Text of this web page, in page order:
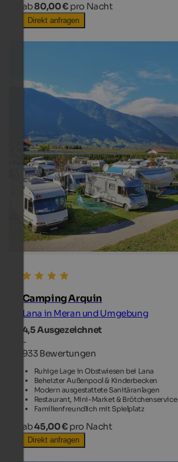
ab80,00 € pro Nacht
Direkt anfragen
Camping Arquin
Lana in Meran und Umgebung
4,5Ausgezeichnet
-
933 Bewertungen
Ruhige Lage in Obstwiesen bei Lana
Beheizter Außenpool & Kinderbecken
Modern ausgestattete Sanitäranlagen
Restaurant, Mini-Market & Brötchenservice
Familienfreundlich mit Spielplatz
ab45,00 € pro Nacht
Direkt anfragen